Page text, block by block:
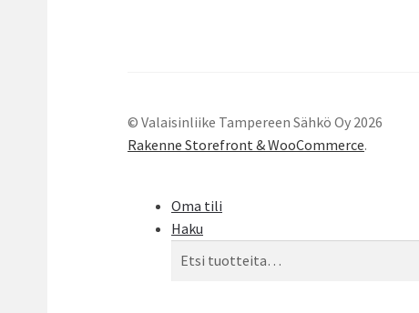
© Valaisinliike Tampereen Sähkö Oy 2026
Rakenne Storefront & WooCommerce.
Oma tili
Haku